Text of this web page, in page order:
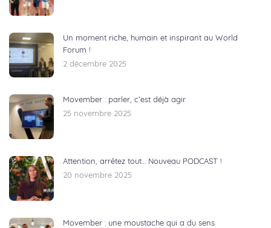
Un moment riche, humain et inspirant au World
Forum !
2 décembre 2025
Movember : parler, c’est déjà agir
25 novembre 2025
Attention, arrêtez tout… Nouveau PODCAST !
20 novembre 2025
Movember : une moustache qui a du sens